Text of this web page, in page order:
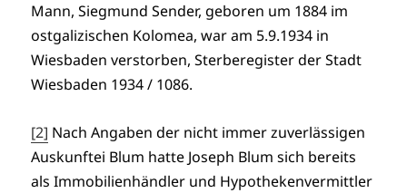
Mann, Siegmund Sender, geboren um 1884 im
ostgalizischen Kolomea, war am 5.9.1934 in
Wiesbaden verstorben, Sterberegister der Stadt
Wiesbaden 1934 / 1086.
[2] Nach Angaben der nicht immer zuverlässigen
Auskunftei Blum hatte Joseph Blum sich bereits
als Immobilienhändler und Hypothekenvermittler